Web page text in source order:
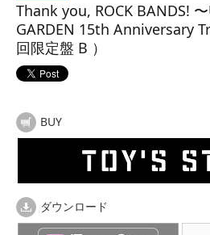
Thank you, ROCK BANDS!
GARDEN 15th Anniversary
回限定盤 B ）
BUY
ダウンロード